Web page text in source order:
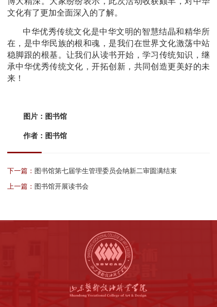
文化有了更加全面深入的了解。
中华优秀传统文化是中华文明的智慧结晶和精华所
在，是中华民族的根和魂，是我们在世界文化激荡中站
稳脚跟的根基。让我们从读书开始，学习传统知识，继
承中华优秀传统文化，开拓创新，共同创造更美好的未
来！
图片：图书馆
作者：图书馆
下一篇： 图书馆第七届学生管理委员会纳新二审圆满结束
上一篇： 图书馆开展读书会